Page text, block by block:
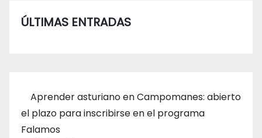
ÚLTIMAS ENTRADAS
Aprender asturiano en Campomanes: abierto
el plazo para inscribirse en el programa
Falamos